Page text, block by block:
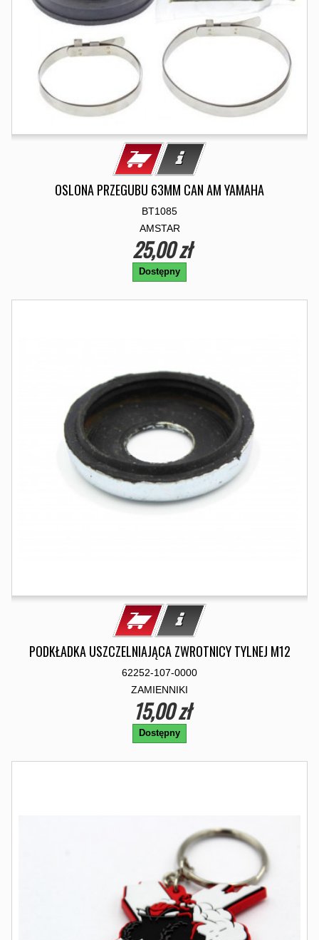
OSLONA PRZEGUBU 63MM CAN AM YAMAHA
BT1085
AMSTAR
25,00 zł
Dostępny
PODKŁADKA USZCZELNIAJĄCA ZWROTNICY TYLNEJ M12
62252-107-0000
ZAMIENNIKI
15,00 zł
Dostępny